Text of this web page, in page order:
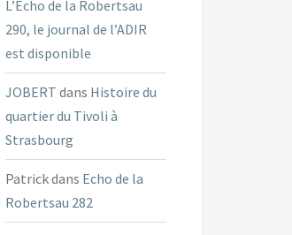
L’Echo de la Robertsau
290, le journal de l’ADIR
est disponible
JOBERT dans Histoire du
quartier du Tivoli à
Strasbourg
Patrickdans Echo de la
Robertsau 282